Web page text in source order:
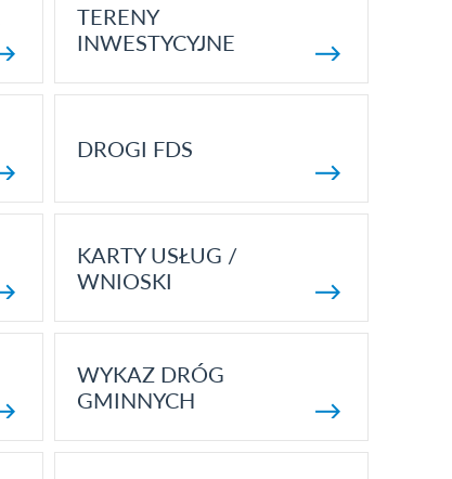
TERENY
INWESTYCYJNE
DROGI FDS
KARTY USŁUG /
WNIOSKI
WYKAZ DRÓG
GMINNYCH